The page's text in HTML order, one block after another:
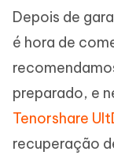
Depois de
é hora de
preparado, e
Tenorshare
recuperação